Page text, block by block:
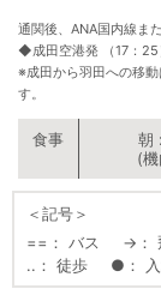
通関後、ANA国内線ま
◆成田空港発 （17：25
※成田から羽田への移
す。
朝
(
＜記号＞
==
バス →
..
徒歩 ●